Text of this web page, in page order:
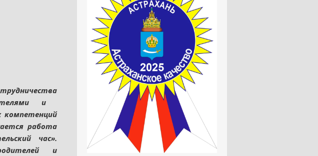
и
компетенций
работа
час».
и